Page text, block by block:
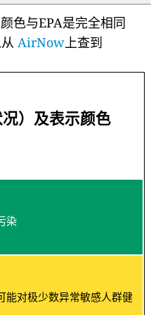
色与EPA是完全相同
AirNow上查到
）及表示颜色
染
能对极少数异常敏感人群健